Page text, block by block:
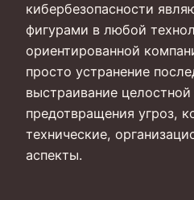
кибербезопасности
фигурами в любой
ориентированной
просто устранение
выстраивание целостной
предотвращения угроз,
технические,
аспекты.